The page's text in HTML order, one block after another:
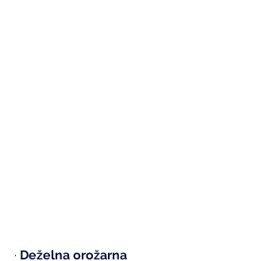
· Deželna orožarna